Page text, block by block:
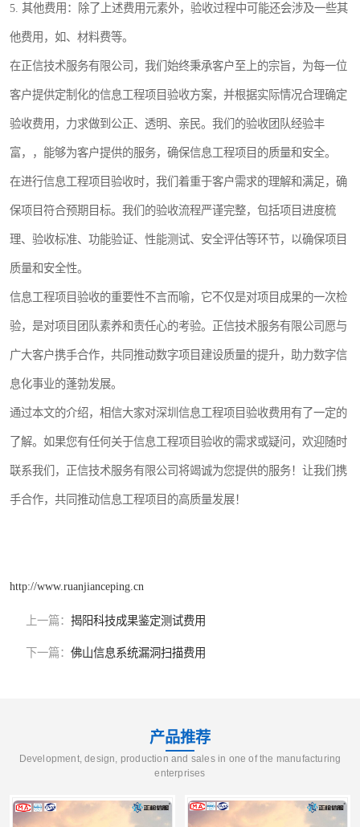
5. 其他费用：除了上述费用元素外，验收过程中可能还会涉及一些其
他费用，如、材料费等。
在正信技术服务有限公司，我们始终秉承客户至上的宗旨，为每一位
客户提供定制化的信息工程项目验收方案，并根据实际情况合理确定
验收费用，力求做到公正、透明、亲民。我们的验收团队经验丰
富，，能够为客户提供的服务，确保信息工程项目的质量和安全。
在进行信息工程项目验收时，我们着重于客户需求的理解和满足，确
保项目符合预期目标。我们的验收流程严谨完整，包括项目进度梳
理、验收标准、功能验证、性能测试、安全评估等环节，以确保项目
质量和安全性。
信息工程项目验收的重要性不言而喻，它不仅是对项目成果的一次检
验，是对项目团队素养和责任心的考验。正信技术服务有限公司愿与
广大客户携手合作，共同推动数字项目建设质量的提升，助力数字信
息化事业的蓬勃发展。
通过本文的介绍，相信大家对深圳信息工程项目验收费用有了一定的
了解。如果您有任何关于信息工程项目验收的需求或疑问，欢迎随时
联系我们，正信技术服务有限公司将竭诚为您提供的服务！让我们携
手合作，共同推动信息工程项目的高质量发展！
http://www.ruanjianceping.cn
上一篇： 揭阳科技成果鉴定测试费用
下一篇： 佛山信息系统漏洞扫描费用
产品推荐
Development, design, production and sales in one of the manufacturing
enterprises